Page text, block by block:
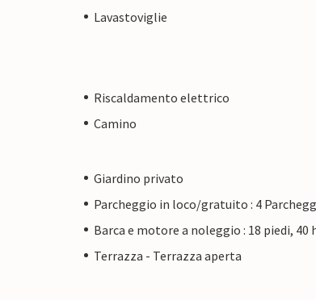
Lavastoviglie
Riscaldamento elettrico
Camino
Giardino privato
Parcheggio in loco/gratuito : 4
Barca e motore a noleggio : 18 piedi, 40
Terrazza - Terrazza aperta